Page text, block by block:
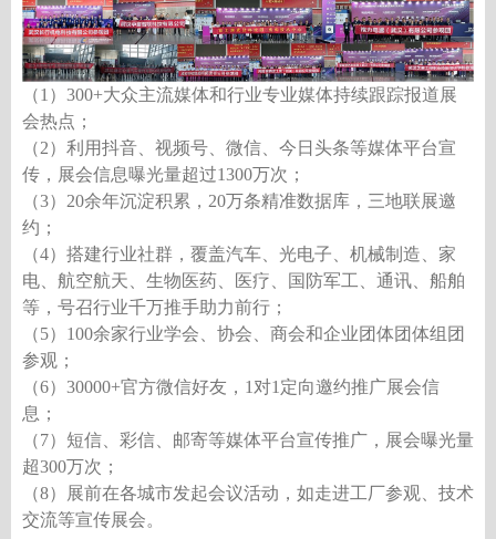
（1）300+大众主流媒体和行业专业媒体持续跟踪报道展
会热点；
（2）利用抖音、视频号、微信、今日头条等媒体平台宣
传，展会信息曝光量超过1300万次；
（3） 20余年沉淀积累， 20万条精准数据库，三地联展邀
约；
（4）搭建行业社群，覆盖汽车、光电子、机械制造、家
电、航空航天、生物医药、医疗、国防军工、通讯、船舶
等，号召行业千万推手助力前行；
（5）100余家行业学会、协会、商会和企业团体团体组团
参观；
（6）30000+官方微信好友， 1对1定向邀约推广展会信
息；
（7）短信、彩信、邮寄等媒体平台宣传推广，展会曝光量
超300万次；
（8）展前在各城市发起会议活动，如走进工厂参观、技术
交流等宣传展会。